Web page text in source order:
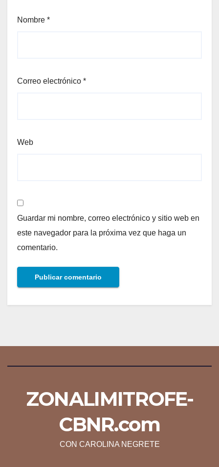
Nombre *
Correo electrónico *
Web
Guardar mi nombre, correo electrónico y sitio web en
este navegador para la próxima vez que haga un
comentario.
ZONALIMITROFE-
CBNR.com
CON CAROLINA NEGRETE